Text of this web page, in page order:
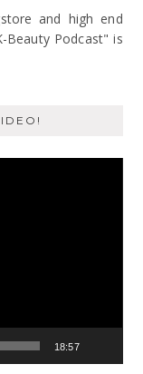
and high end
Beauty Podcast" is
18:57